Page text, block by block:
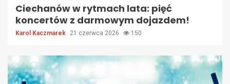
Ciechanów w rytmach lata: pięć
koncertów z darmowym dojazdem!
Karol Kaczmarek 21 czerwca 2026 150